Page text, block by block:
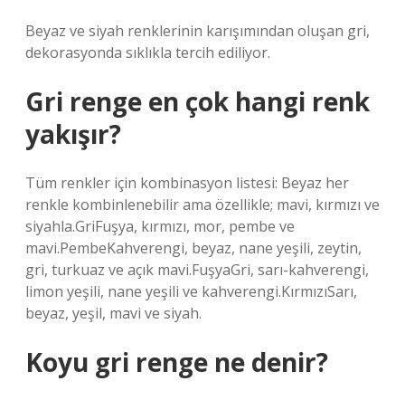
Beyaz ve siyah renklerinin karışımından oluşan gri,
dekorasyonda sıklıkla tercih ediliyor.
Gri renge en çok hangi renk
yakışır?
Tüm renkler için kombinasyon listesi: Beyaz her
renkle kombinlenebilir ama özellikle; mavi, kırmızı ve
siyahla.GriFuşya, kırmızı, mor, pembe ve
mavi.PembeKahverengi, beyaz, nane yeşili, zeytin,
gri, turkuaz ve açık mavi.FuşyaGri, sarı-kahverengi,
limon yeşili, nane yeşili ve kahverengi.KırmızıSarı,
beyaz, yeşil, mavi ve siyah.
Koyu gri renge ne denir?